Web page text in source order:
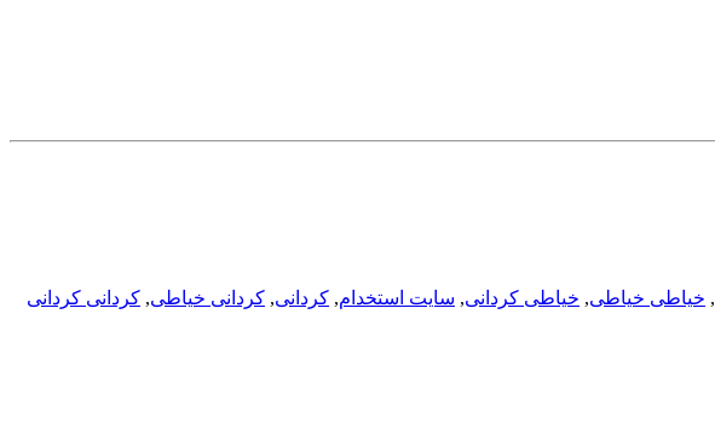
, خیاطی خیاطی, خیاطی کردانی, سایت استخدام, کردانی, کردانی خیاطی, کردانی کردانی